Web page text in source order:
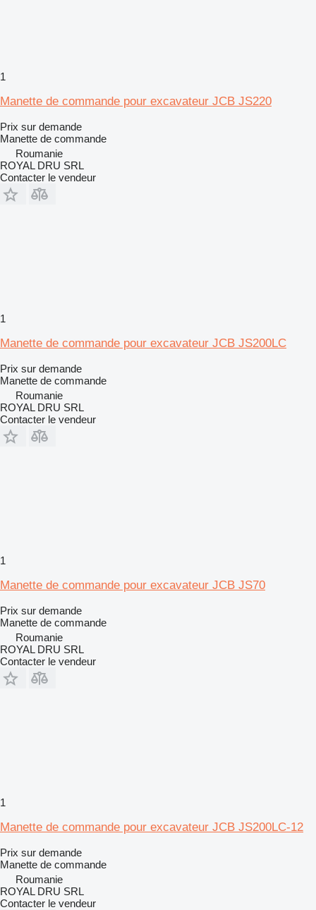
1
Manette de commande pour excavateur JCB JS220
Prix sur demande
Manette de commande
Roumanie
ROYAL DRU SRL
Contacter le vendeur
1
Manette de commande pour excavateur JCB JS200LC
Prix sur demande
Manette de commande
Roumanie
ROYAL DRU SRL
Contacter le vendeur
1
Manette de commande pour excavateur JCB JS70
Prix sur demande
Manette de commande
Roumanie
ROYAL DRU SRL
Contacter le vendeur
1
Manette de commande pour excavateur JCB JS200LC-12
Prix sur demande
Manette de commande
Roumanie
ROYAL DRU SRL
Contacter le vendeur